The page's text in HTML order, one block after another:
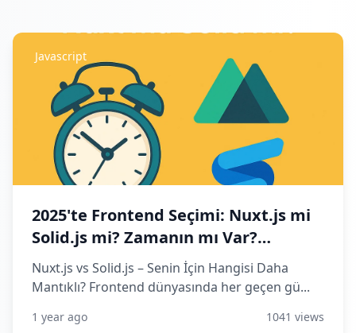
Javascript
2025'te Frontend Seçimi: Nuxt.js mi
Solid.js mi? Zamanın mı Var?
Performans mı İstersin?
Nuxt.js vs Solid.js – Senin İçin Hangisi Daha
Mantıklı? Frontend dünyasında her geçen gü...
1 year ago 1041 views